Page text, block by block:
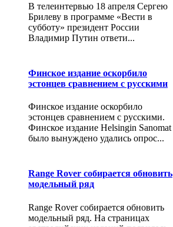
В телеинтервью 18 апреля Сергею
Брилеву в программе «Вести в
субботу» президент России
Владимир Путин ответи...
Финское издание оскорбило
эстонцев сравнением с русскими
Финское издание оскорбило
эстонцев сравнением с русскими.
Финское издание Helsingin Sanomat
было вынуждено удались опрос...
Range Rover собирается обновить
модельный ряд
Range Rover собирается обновить
модельный ряд. На страницах